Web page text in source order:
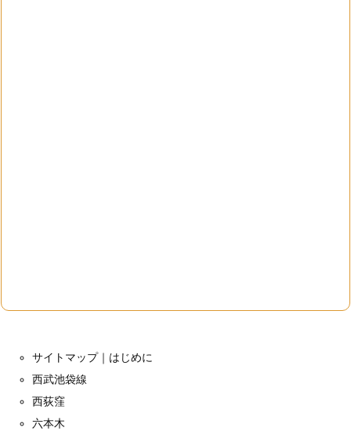
サイトマップ｜はじめに
西武池袋線
西荻窪
六本木